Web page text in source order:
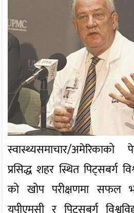
स्वास्थ्यसमाचार/अमेरिकाको
प्रसिद्ध शहर स्थित पिट्सबर्ग
को खोप परीक्षणमा सफल